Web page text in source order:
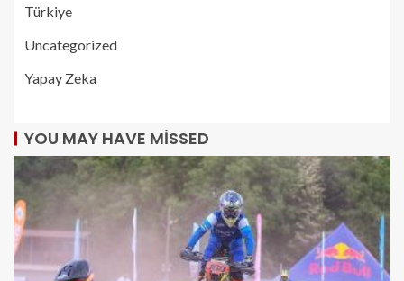
Türkiye
Uncategorized
Yapay Zeka
YOU MAY HAVE MISSED